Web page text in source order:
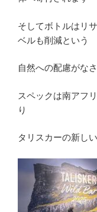
そしてボトルはリ
ベルも削減という
自然への配慮がな
スペックは南アフ
り
タリスカーの新し